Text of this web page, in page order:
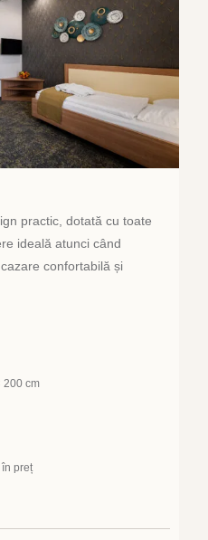
practic, dotată cu toate
ideală atunci când
confortabilă și
200 cm
preț